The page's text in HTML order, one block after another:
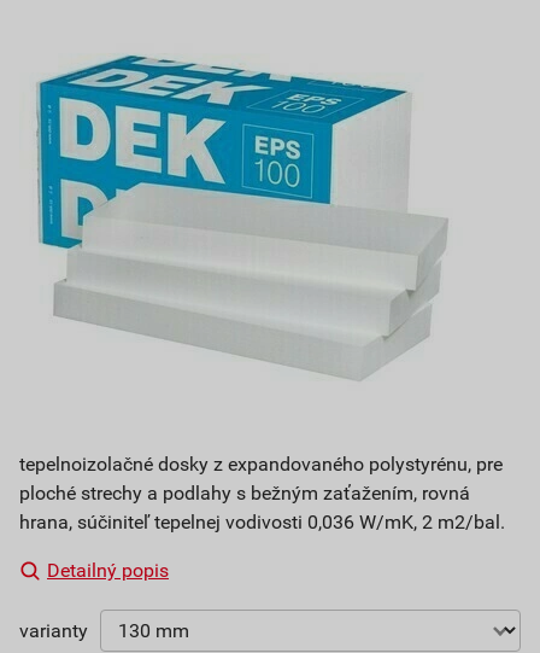
tepelnoizolačné dosky z expandovaného polystyrénu, pre
ploché strechy a podlahy s bežným zaťažením, rovná
hrana, súčiniteľ tepelnej vodivosti 0,036 W/mK, 2 m2/bal.
Detailný popis
varianty